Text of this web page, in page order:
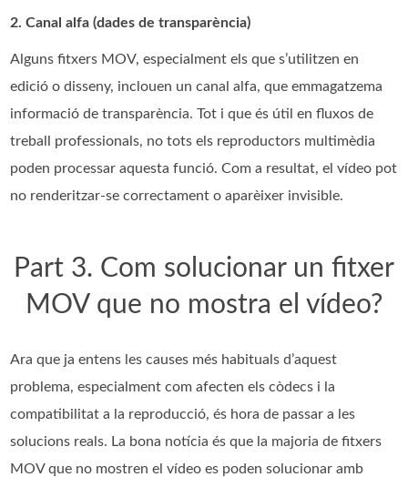
2. Canal alfa (dades de transparència)
Alguns fitxers MOV, especialment els que s’utilitzen en
edició o disseny, inclouen un canal alfa, que emmagatzema
informació de transparència. Tot i que és útil en fluxos de
treball professionals, no tots els reproductors multimèdia
poden processar aquesta funció. Com a resultat, el vídeo pot
no renderitzar-se correctament o aparèixer invisible.
Part 3. Com solucionar un fitxer
MOV que no mostra el vídeo?
Ara que ja entens les causes més habituals d’aquest
problema, especialment com afecten els còdecs i la
compatibilitat a la reproducció, és hora de passar a les
solucions reals. La bona notícia és que la majoria de fitxers
MOV que no mostren el vídeo es poden solucionar amb